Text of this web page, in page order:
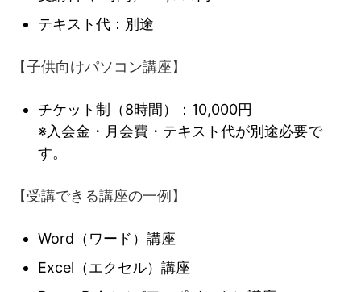
テキスト代：別途
【子供向けパソコン講座】
チケット制（8時間）：10,000円
※入会金・月会費・テキスト代が別途必要で
す。
【受講できる講座の一例】
Word（ワード）講座
Excel（エクセル）講座